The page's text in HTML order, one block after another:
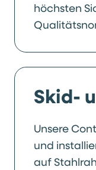
höchsten
Skid-
Unsere
und
auf